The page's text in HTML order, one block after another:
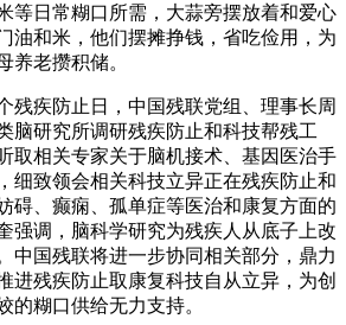
等日常糊口所需，大蒜旁摆放着和爱心
油和米，他们摆摊挣钱，省吃俭用，为
养老攒积储。
疾防止日，中国残联党组、理事长周
脑研究所调研残疾防止和科技帮残工
取相关专家关于脑机接术、基因医治手
细致领会相关科技立异正在残疾防止和
碍、癫痫、孤单症等医治和康复方面的
强调，脑科学研究为残疾人从底子上改
中国残联将进一步协同相关部分，鼎力
进残疾防止取康复科技自从立异，为创
的糊口供给无力支持。